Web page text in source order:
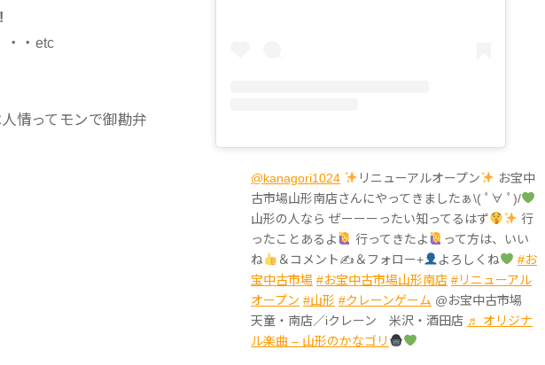
・・etc
情ってモンで御勘弁
@kanagori1024 リニューアルオープン
お宝中
古市場山形南店さんにやってきましたぁ\( ﾟ∀ ﾟ)/
山形の人なら ぜーーーったい知ってるはず
行
ったことあるよ
行ってきたよ
って方は、いい
ね
＆コメント✍ ＆フォロー+ よろしくね
#お
宝中古市場 #お宝中古市場山形南店 #リニューアル
オープン #山形 #クレーンゲーム @お宝中古市場
天童・南店／iクレーン 米沢・酒田店 ♬ オリジナ
ル楽曲 – 山形のかなゴリ